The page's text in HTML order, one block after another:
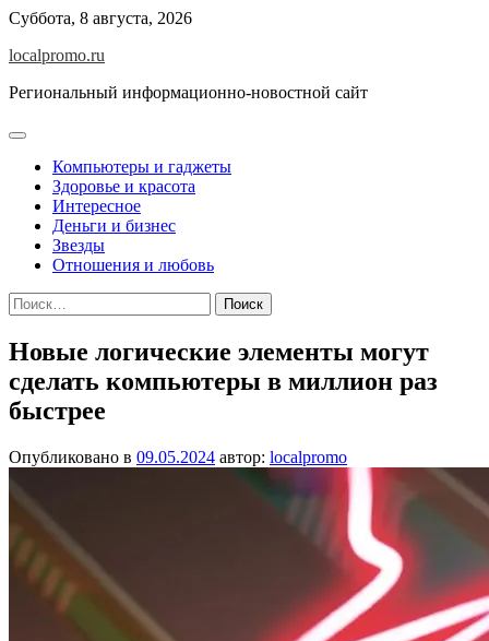
Перейти
содержимому
Суббота, 8 августа, 2026
localpromo.ru
Региональный информационно-новостной сайт
Компьютеры и гаджеты
Здоровье и красота
Интересное
Деньги и бизнес
Звезды
Отношения и любовь
Найти:
Новые логические элементы могут
сделать компьютеры в миллион раз
быстрее
Опубликовано в 09.05.2024 автор: localpromo